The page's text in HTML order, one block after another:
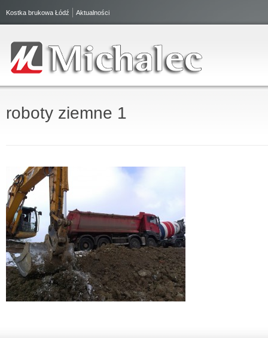
Kostka brukowa Łódź Aktualności
roboty ziemne 1